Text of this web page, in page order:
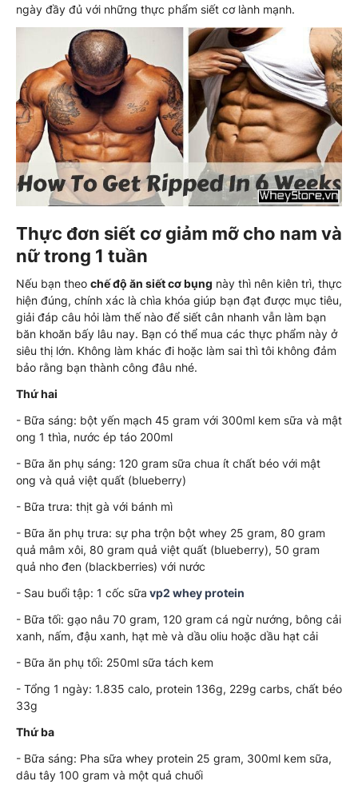
ngày đầy đủ với những thực phẩm siết cơ lành mạnh.
Thực đơn siết cơ giảm mỡ cho nam và
nữ trong 1 tuần
Nếu bạn theo chế độ ăn siết cơ bụng này thì nên kiên trì, thực
hiện đúng, chính xác là chìa khóa giúp bạn đạt được mục tiêu,
giải đáp câu hỏi làm thế nào để siết cân nhanh vẫn làm bạn
băn khoăn bấy lâu nay. Bạn có thể mua các thực phẩm này ở
siêu thị lớn. Không làm khác đi hoặc làm sai thì tôi không đảm
bảo rằng bạn thành công đâu nhé.
Thứ hai
- Bữa sáng: bột yến mạch 45 gram với 300ml kem sữa và mật
ong 1 thìa, nước ép táo 200ml
- Bữa ăn phụ sáng: 120 gram sữa chua ít chất béo với mật
ong và quả việt quất (blueberry)
- Bữa trưa: thịt gà với bánh mì
- Bữa ăn phụ trưa: sự pha trộn bột whey 25 gram, 80 gram
quả mâm xôi, 80 gram quả việt quất (blueberry), 50 gram
quả nho đen (blackberries) với nước
- Sau buổi tập: 1 cốc sữa vp2 whey protein
- Bữa tối: gạo nâu 70 gram, 120 gram cá ngừ nướng, bông cải
xanh, nấm, đậu xanh, hạt mè và dầu oliu hoặc dầu hạt cải
- Bữa ăn phụ tối: 250ml sữa tách kem
- Tổng 1 ngày: 1.835 calo, protein 136g, 229g carbs, chất béo
33g
Thứ ba
- Bữa sáng: Pha sữa whey protein 25 gram, 300ml kem sữa,
dâu tây 100 gram và một quả chuối